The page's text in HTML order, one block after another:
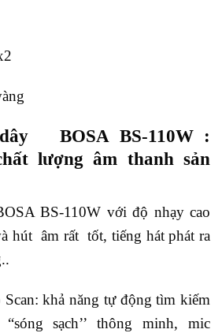
BOSA BS-110W :
lượng âm thanh sản
BS-110W với độ nhạy cao
hút âm rất tốt, tiếng hát phát ra
khả năng tự động tìm kiếm
sạch’’ thông minh, mic